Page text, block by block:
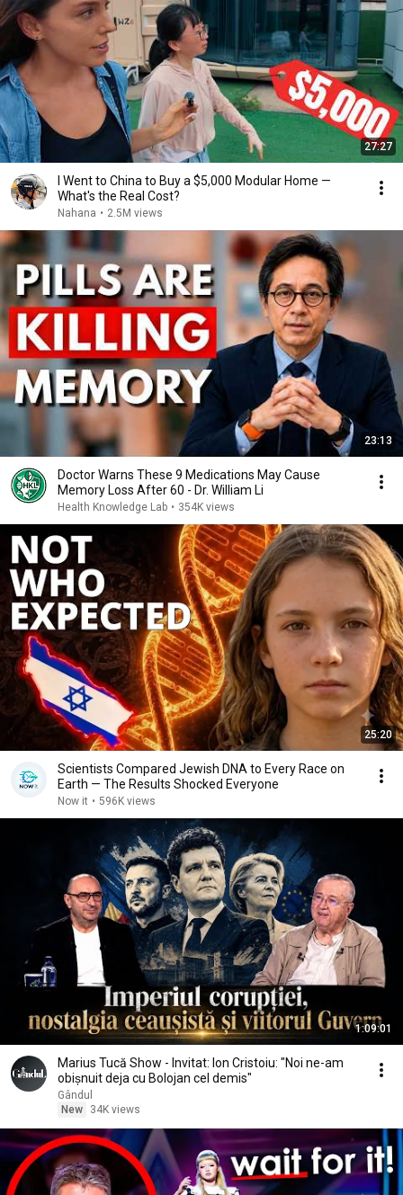
27:27
I Went to China to Buy a $5,000 Modular Home —
What's the Real Cost?
Nahana • 2.5M views
23:13
Doctor Warns These 9 Medications May Cause
Memory Loss After 60 - Dr. William Li
Health Knowledge Lab • 354K views
25:20
Scientists Compared Jewish DNA to Every Race on
Earth — The Results Shocked Everyone
Now it • 596K views
1:09:01
Marius Tucă Show - Invitat: Ion Cristoiu: "Noi ne-am
obișnuit deja cu Bolojan cel demis"
Gândul
New
34K views